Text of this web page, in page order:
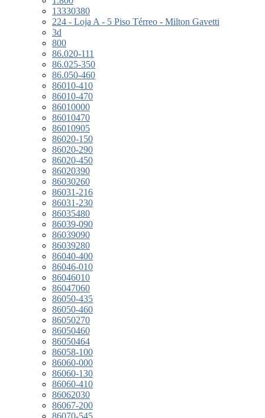
13330380
224 - Loja A - 5 Piso Térreo - Milton Gavetti
3d
800
86.020-111
86.025-350
86.050-460
86010-410
86010-470
86010000
86010470
86010905
86020-150
86020-290
86020-450
86020390
86030260
86031-216
86031-230
86035480
86039-090
86039090
86039280
86040-400
86046-010
86046010
86047060
86050-435
86050-460
86050270
86050460
86050464
86058-100
86060-000
86060-130
86060-410
86062030
86067-200
86070-545